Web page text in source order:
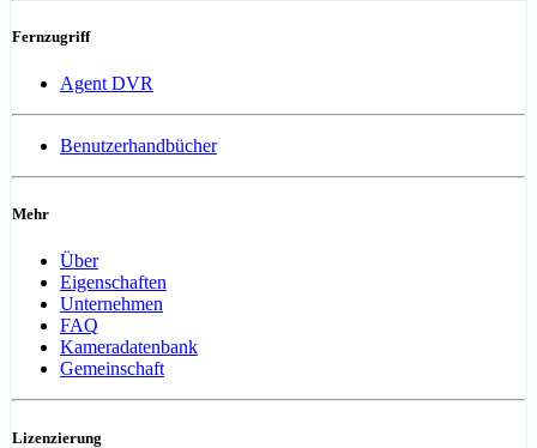
Fernzugriff
Agent DVR
Benutzerhandbücher
Mehr
Über
Eigenschaften
Unternehmen
FAQ
Kameradatenbank
Gemeinschaft
Lizenzierung